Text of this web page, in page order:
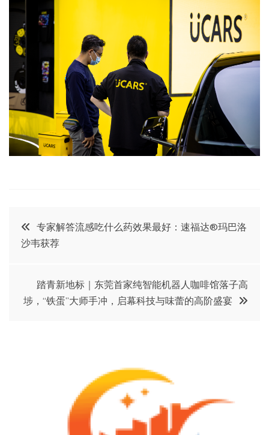
文
章
专家解答流感吃什么药效果最好：速福达®玛巴洛
沙韦获荐
踏青新地标｜东莞首家纯智能机器人咖啡馆落子高
埗，“铁蛋”大师手冲，启幕科技与味蕾的高阶盛宴